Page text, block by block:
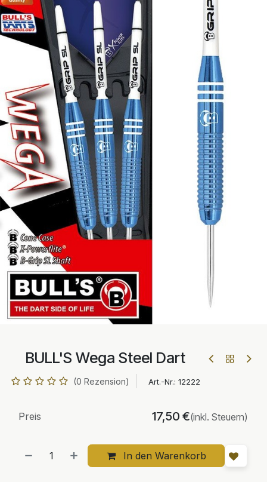
BULL'S Wega Steel Dart
(0 Rezension) Art.-Nr.: 12222
In den Warenkorb
Preis 17,50 €(inkl. Steuern)